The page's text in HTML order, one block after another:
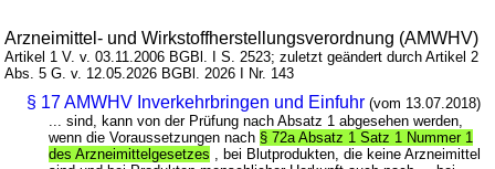
Arzneimittel- und Wirkstoffherstellungsverordnung (AMWHV)
Artikel 1 V. v. 03.11.2006 BGBl. I S. 2523; zuletzt geändert durch Artikel 2
Abs. 5 G. v. 12.05.2026 BGBl. 2026 I Nr. 143
§ 17 AMWHV Inverkehrbringen und Einfuhr (vom 13.07.2018)
... sind, kann von der Prüfung nach Absatz 1 abgesehen werden,
wenn die Voraussetzungen nach § 72a Absatz 1 Satz 1 Nummer 1
des Arzneimittelgesetzes , bei Blutprodukten, die keine Arzneimittel